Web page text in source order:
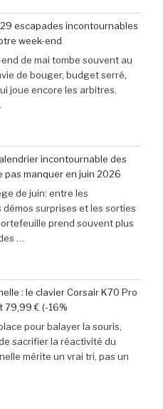
escapades incontournables
week-end
de mai tombe souvent au
de bouger, budget serré,
joue encore les arbitres.
incontournable des
pas manquer en juin 2026
de juin: entre les
surprises et les sorties
prend souvent plus
…
: le clavier Corsair K70 Pro
79,99 € (-16%
pour balayer la souris,
sacrifier la réactivité du
mérite un vrai tri, pas un